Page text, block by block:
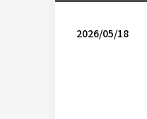
2026/05/18